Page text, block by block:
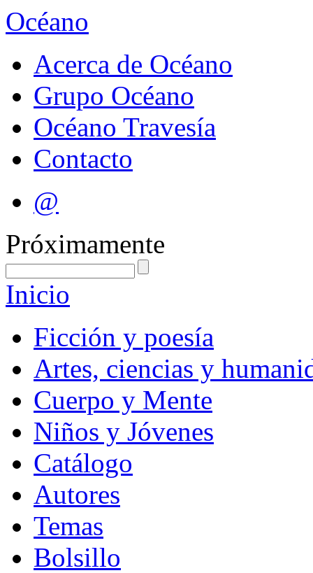
Océano
Acerca de Océano
Grupo Océano
Océano Travesía
Contacto
@
Próximamente
Inicio
Ficción y poesía
Artes, ciencias y
Cuerpo y Mente
Niños y Jóvenes
Catálogo
Autores
Temas
Bolsillo